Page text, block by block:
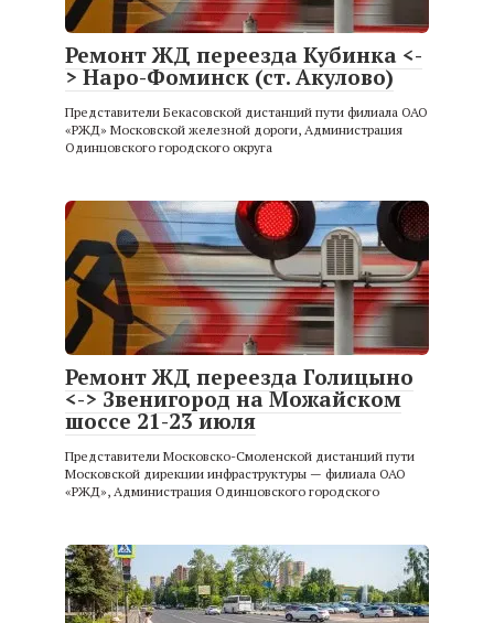
Ремонт ЖД переезда Кубинка <-
> Наро-Фоминск (ст. Акулово)
Представители Бекасовской дистанций пути филиала ОАО
«РЖД» Московской железной дороги, Администрация
Одинцовского городского округа
Ремонт ЖД переезда Голицыно
<-> Звенигород на Можайском
шоссе 21-23 июля
Представители Московско-Смоленской дистанций пути
Московской дирекции инфраструктуры — филиала ОАО
«РЖД», Администрация Одинцовского городского